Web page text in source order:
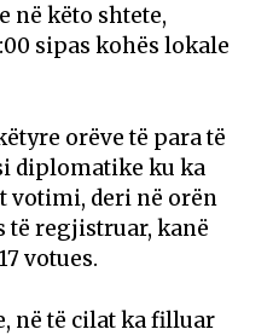
në këto shtete,
sipas kohës lokale
orëve të para të
diplomatike ku ka
votimi, deri në orën
të regjistruar, kanë
votues.
në të cilat ka filluar